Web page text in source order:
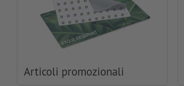
Articoli promozionali